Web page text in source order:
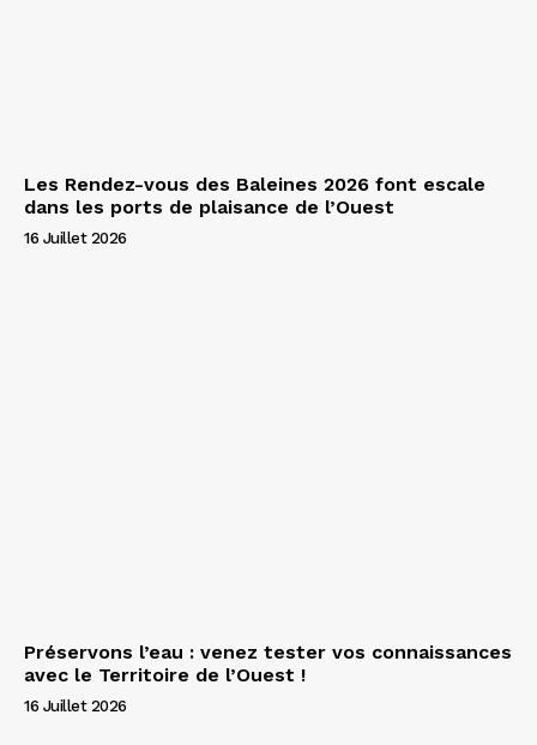
Les Rendez-vous des Baleines 2026 font escale
dans les ports de plaisance de l’Ouest
16 Juillet 2026
Préservons l’eau : venez tester vos connaissances
avec le Territoire de l’Ouest !
16 Juillet 2026